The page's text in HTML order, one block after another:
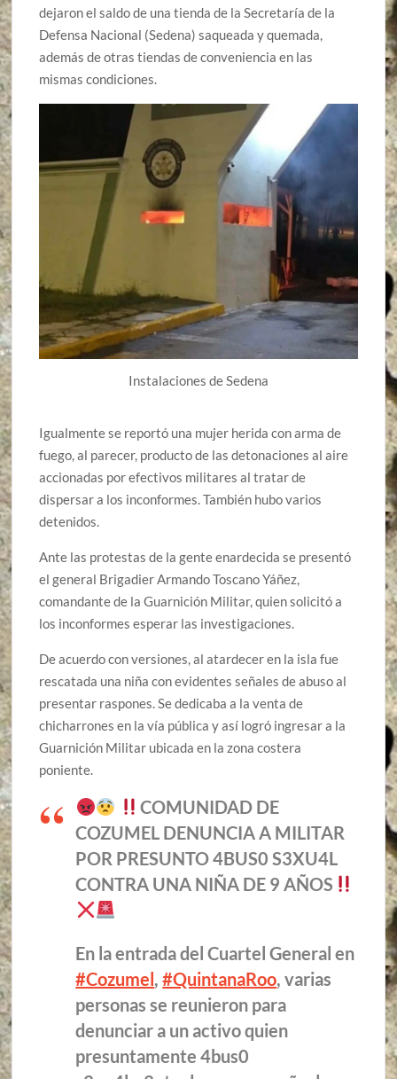
dejaron el saldo de una tienda de la Secretaría de la
Defensa Nacional (Sedena) saqueada y quemada,
además de otras tiendas de conveniencia en las
mismas condiciones.
Instalaciones de Sedena
Igualmente se reportó una mujer herida con arma de
fuego, al parecer, producto de las detonaciones al aire
accionadas por efectivos militares al tratar de
dispersar a los inconformes. También hubo varios
detenidos.
Ante las protestas de la gente enardecida se presentó
el general Brigadier Armando Toscano Yáñez,
comandante de la Guarnición Militar, quien solicitó a
los inconformes esperar las investigaciones.
De acuerdo con versiones, al atardecer en la isla fue
rescatada una niña con evidentes señales de abuso al
presentar raspones. Se dedicaba a la venta de
chicharrones en la vía pública y así logró ingresar a la
Guarnición Militar ubicada en la zona costera
poniente.
COMUNIDAD DE
COZUMEL DENUNCIA A MILITAR
POR PRESUNTO 4BUS0 S3XU4L
CONTRA UNA NIÑA DE 9 AÑOS
En la entrada del Cuartel General en
#Cozumel,#QuintanaRoo, varias
personas se reunieron para
denunciar a un activo quien
presuntamente 4bus0